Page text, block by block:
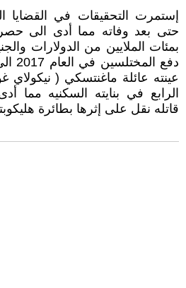
إستمرت التحقيقات في القضايا
حتى بعد وفاته مما أدى الى
بمئات الملايين من الدولارات
عينته عائلة ماغنتسكي (
الرابع في بنايته السكنيه مما
قاتله نقل على إثرها بطائرة